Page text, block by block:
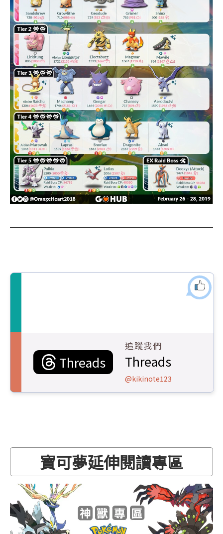
Threads
追蹤我們
Threads
@kikinote123
寶可夢延伸閱讀專區